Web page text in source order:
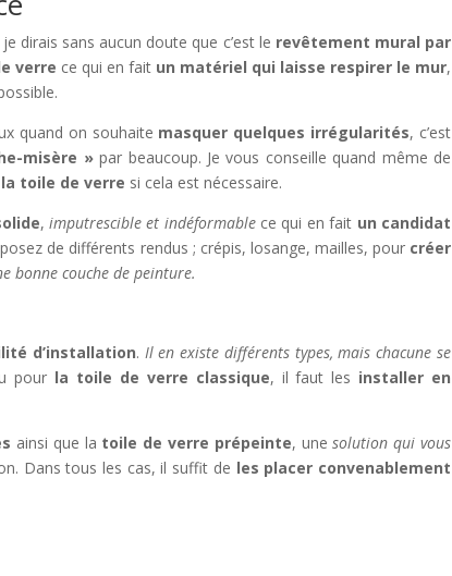
je dirais sans aucun doute que c’est le revêtement mural par
verre ce qui en fait un matériel qui laisse respirer le mur,
on souhaite masquer quelques irrégularités, c’est
misère »par beaucoup. Je vous conseille quand même de
toile de verre si cela est nécessaire.
, imputrescible et indéformablece qui en fait un candidat
de différents rendus ; crépis, losange, mailles, pour créer
bonne couche de peinture.
d’installation. Il en existe différents types, mais chacune se
pour la toile de verre classique, il faut les installer en
ainsi que la toile de verre prépeinte, unesolution qui vous
Dans tous les cas, il suffit de les placer convenablement